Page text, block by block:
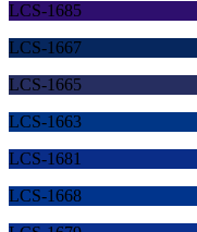
LCS-1685
LCS-1667
LCS-1665
LCS-1663
LCS-1681
LCS-1668